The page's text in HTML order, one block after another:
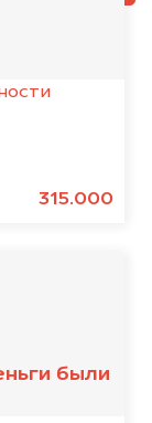
315.000
были